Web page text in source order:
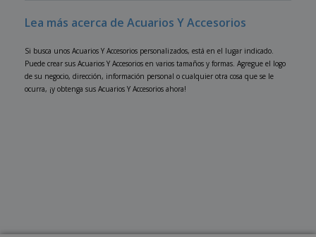
Lea más acerca de Acuarios Y Accesorios
Si busca unos Acuarios Y Accesorios personalizados, está en el lugar indicado.
Puede crear sus Acuarios Y Accesorios en varios tamaños y formas. Agregue el logo
de su negocio, dirección, información personal o cualquier otra cosa que se le
ocurra, ¡y obtenga sus Acuarios Y Accesorios ahora!